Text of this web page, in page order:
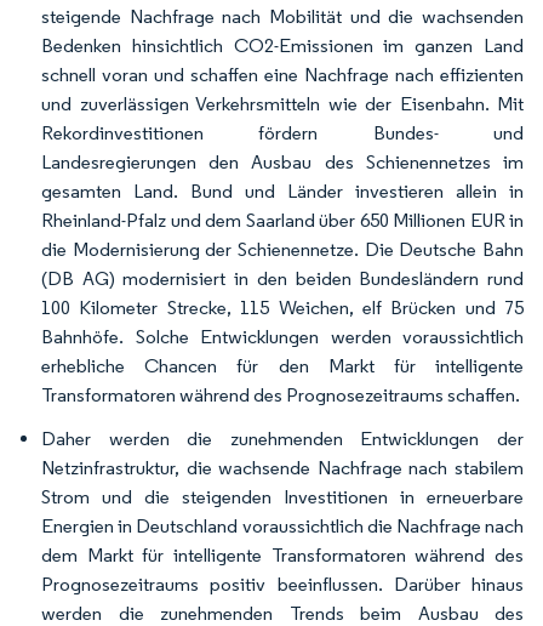
steigende Nachfrage nach Mobilität und die wachsenden
Bedenken hinsichtlich CO2-Emissionen im ganzen Land
schnell voran und schaffen eine Nachfrage nach effizienten
und zuverlässigen Verkehrsmitteln wie der Eisenbahn. Mit
Rekordinvestitionen fördern Bundes- und
Landesregierungen den Ausbau des Schienennetzes im
gesamten Land. Bund und Länder investieren allein in
Rheinland-Pfalz und dem Saarland über 650 Millionen EUR in
die Modernisierung der Schienennetze. Die Deutsche Bahn
(DB AG) modernisiert in den beiden Bundesländern rund
100 Kilometer Strecke, 115 Weichen, elf Brücken und 75
Bahnhöfe. Solche Entwicklungen werden voraussichtlich
erhebliche Chancen für den Markt für intelligente
Transformatoren während des Prognosezeitraums schaffen.
Daher werden die zunehmenden Entwicklungen der
Netzinfrastruktur, die wachsende Nachfrage nach stabilem
Strom und die steigenden Investitionen in erneuerbare
Energien in Deutschland voraussichtlich die Nachfrage nach
dem Markt für intelligente Transformatoren während des
Prognosezeitraums positiv beeinflussen. Darüber hinaus
werden die zunehmenden Trends beim Ausbau des